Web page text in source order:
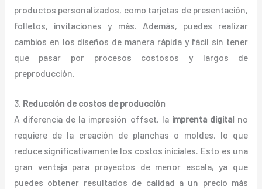
productos personalizados, como tarjetas de presentación,
folletos, invitaciones y más. Además, puedes realizar
cambios en los diseños de manera rápida y fácil sin tener
que pasar por procesos costosos y largos de
preproducción.
3. Reducción de costos de producción
A diferencia de la impresión offset, la imprenta digital no
requiere de la creación de planchas o moldes, lo que
reduce significativamente los costos iniciales. Esto es una
gran ventaja para proyectos de menor escala, ya que
puedes obtener resultados de calidad a un precio más